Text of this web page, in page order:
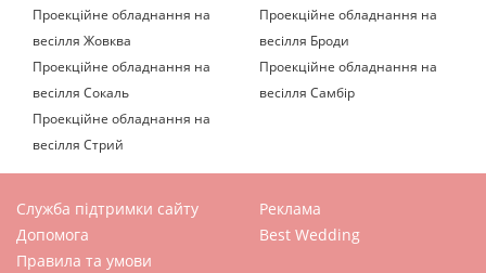
Проекційне обладнання на
весілля Жовква
Проекційне обладнання на
весілля Броди
Проекційне обладнання на
весілля Сокаль
Проекційне обладнання на
весілля Самбір
Проекційне обладнання на
весілля Стрий
Служба підтримки сайту
Допомога
Правила та умови
Реклама
Best Wedding